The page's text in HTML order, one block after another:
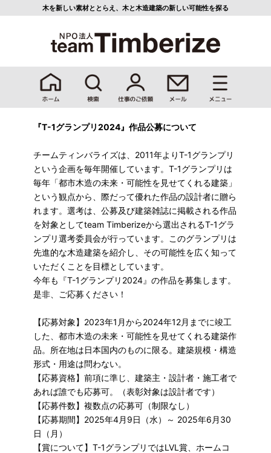
木を新しい素材ととらえ、 木と木造建築の新しい可能性を探る
『T-1グランプリ2024』作品公募について
チームティンバライズは、2011年よりT-1グランプリ
という企画を毎年開催しています。T-1グランプリは
毎年「都市木造の未来・可能性を見せてくれる建築」
という観点から、際だって優れた作品の設計者に贈ら
れます。選考は、公募及び建築雑誌に掲載される作品
を対象としてteam Timberizeから選出されるT-1グラ
ンプリ選考委員会が行っています。このグランプリは
先進的な木造建築を紹介し、その可能性を広く知って
いただくことを目標としています。
今年も『T-1グランプリ2024』の作品を募集します。
是非、ご応募ください！
【応募対象】2023年1月から2024年12月までに竣工
した、都市木造の未来・可能性を見せてくれる建築作
品。所在地は日本国内のものに限る。建築規模・構造
形式・用途は問わない。
【応募資格】前項に準じ、建築主・設計者・施工者で
あれば誰でも応募可。（表彰対象は設計者です）
【応募件数】複数点の応募可（制限なし）
【応募期間】2025年4月9日（水）～ 2025年6月30
日（月）
【賞について】T-1グランプリではLVL賞、ホームコ